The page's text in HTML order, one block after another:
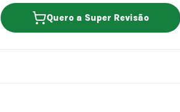
Quero a Super Revisão